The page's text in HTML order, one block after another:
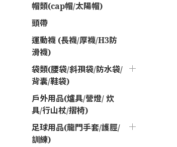
帽類(cap帽/太陽帽)
頭帶
運動襪 (長襪/厚襪/H3防
滑襪)
袋類(腰袋/斜孭袋/防水袋/
背囊/鞋袋)
戶外用品(爐具/營燈/ 炊
具/行山杖/摺椅)
足球用品(龍門手套/護脛/
訓練)